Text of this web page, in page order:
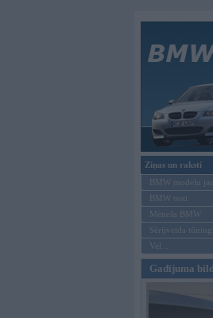
Ziņas un raksti
BMW modeļu
BMW testi
Mēneša BMW
Sērijveida
Vel...
Gadījuma